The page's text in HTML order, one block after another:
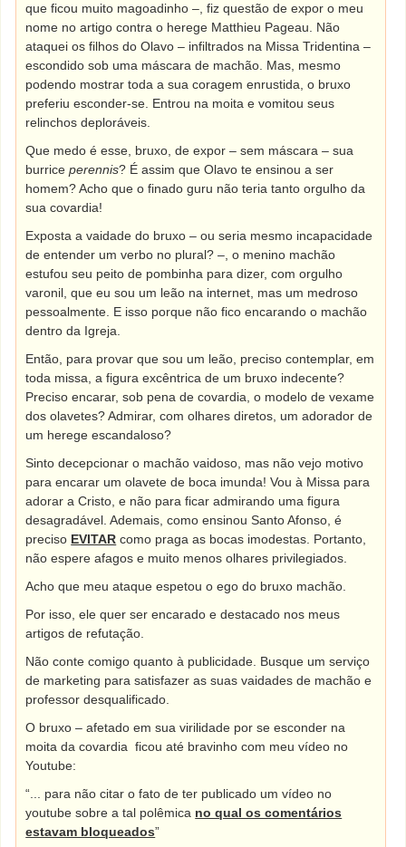
que ficou muito magoadinho –, fiz questão de expor o meu
nome no artigo contra o herege Matthieu Pageau. Não
ataquei os filhos do Olavo – infiltrados na Missa Tridentina –
escondido sob uma máscara de machão. Mas, mesmo
podendo mostrar toda a sua coragem enrustida, o bruxo
preferiu esconder-se. Entrou na moita e vomitou seus
relinchos deploráveis.
Que medo é esse, bruxo, de expor – sem máscara – sua
burriceperennis? É assim que Olavo te ensinou a ser
homem? Acho que o finado guru não teria tanto orgulho da
sua covardia!
Exposta a vaidade do bruxo – ou seria mesmo incapacidade
de entender um verbo no plural? –, o menino machão
estufou seu peito de pombinha para dizer, com orgulho
varonil, que eu sou um leão na internet, mas um medroso
pessoalmente. E isso porque não fico encarando o machão
dentro da Igreja.
Então, para provar que sou um leão, preciso contemplar, em
toda missa, a figura excêntrica de um bruxo indecente?
Preciso encarar, sob pena de covardia, o modelo de vexame
dos olavetes? Admirar, com olhares diretos, um adorador de
um herege escandaloso?
Sinto decepcionar o machão vaidoso, mas não vejo motivo
para encarar um olavete de boca imunda! Vou à Missa para
adorar a Cristo, e não para ficar admirando uma figura
desagradável. Ademais, como ensinou Santo Afonso, é
preciso EVITAR como praga as bocas imodestas. Portanto,
não espere afagos e muito menos olhares privilegiados.
Acho que meu ataque espetou o ego do bruxo machão.
Por isso, ele quer ser encarado e destacado nos meus
artigos de refutação.
Não conte comigo quanto à publicidade. Busque um serviço
de marketing para satisfazer as suas vaidades de machão e
professor desqualificado.
O bruxo – afetado em sua virilidade por se esconder na
moita da covardia ficou até bravinho com meu vídeo no
Youtube:
“... para não citar o fato de ter publicado um vídeo no
youtube sobre a tal polêmica no qual os comentários
estavam bloqueados”